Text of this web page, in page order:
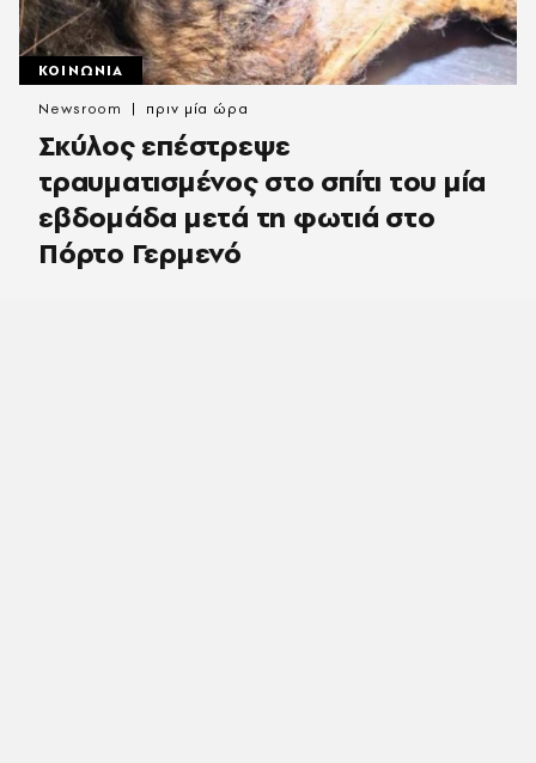
ΚΟΙΝΩΝΙΑ
Σκύλος επέστρεψε
τραυματισμένος στο σπίτι του μία
εβδομάδα μετά τη φωτιά στο
Πόρτο Γερμενό
Newsroom πριν μία ώρα